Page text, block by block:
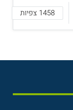
1458 צפיות